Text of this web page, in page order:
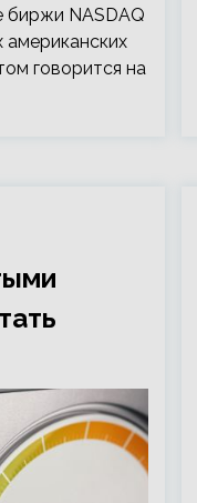
биржи NASDAQ
американских
говорится на